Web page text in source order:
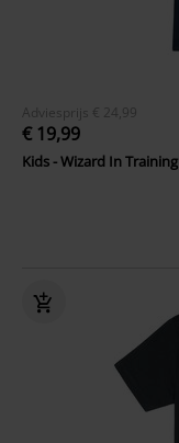
Adviesprijs € 24,99
€ 19,99
Kids - Wizard In Training